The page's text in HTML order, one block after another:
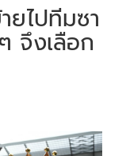
ยไปทีมซา
จึงเลือก